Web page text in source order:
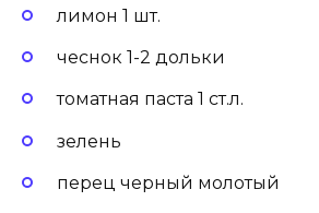
лимон 1 шт.
чеснок 1-2 дольки
томатная паста 1 ст.л.
зелень
перец черный молотый